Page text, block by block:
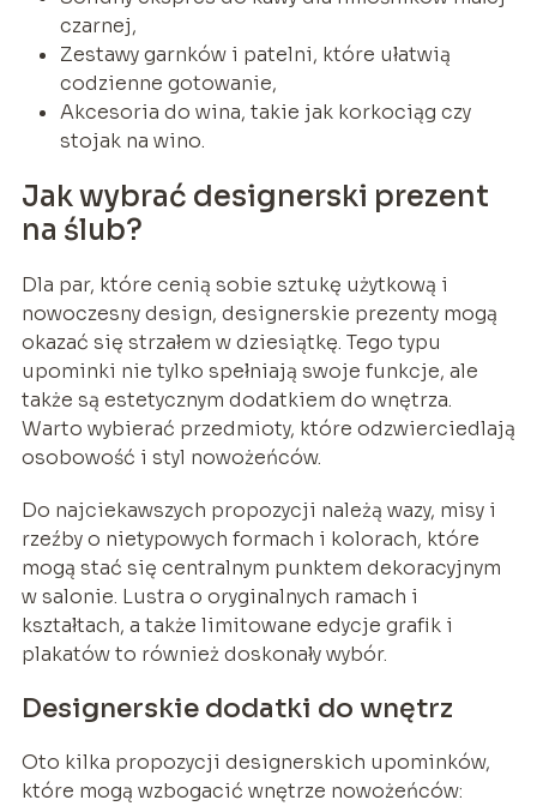
czarnej,
Zestawy garnków i patelni, które ułatwią
codzienne gotowanie,
Akcesoria do wina, takie jak korkociąg czy
stojak na wino.
Jak wybrać designerski prezent
na ślub?
Dla par, które cenią sobie sztukę użytkową i
nowoczesny design, designerskie prezenty mogą
okazać się strzałem w dziesiątkę. Tego typu
upominki nie tylko spełniają swoje funkcje, ale
także są estetycznym dodatkiem do wnętrza.
Warto wybierać przedmioty, które odzwierciedlają
osobowość i styl nowożeńców.
Do najciekawszych propozycji należą wazy, misy i
rzeźby o nietypowych formach i kolorach, które
mogą stać się centralnym punktem dekoracyjnym
w salonie. Lustra o oryginalnych ramach i
kształtach, a także limitowane edycje grafik i
plakatów to również doskonały wybór.
Designerskie dodatki do wnętrz
Oto kilka propozycji designerskich upominków,
które mogą wzbogacić wnętrze nowożeńców: